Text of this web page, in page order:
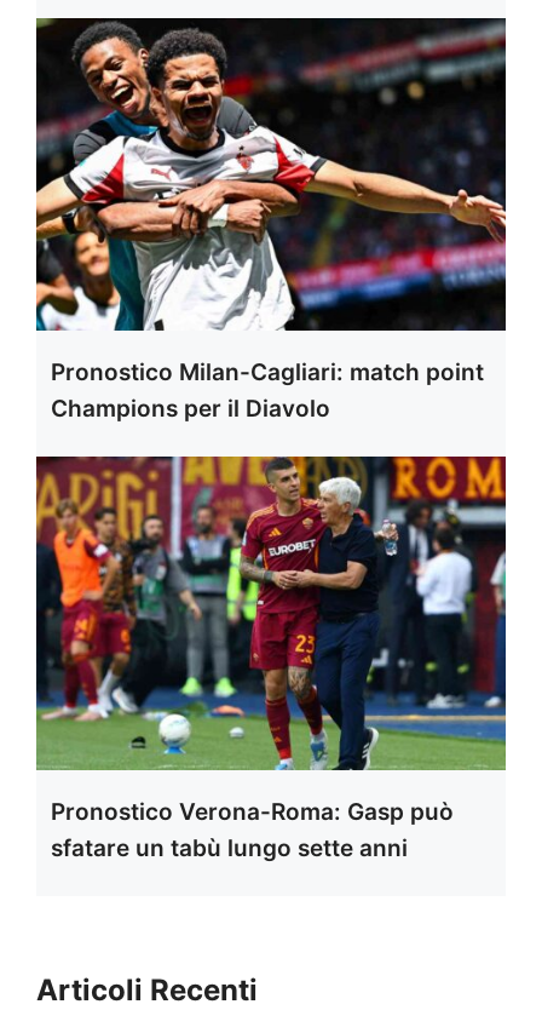
Pronostico Milan-Cagliari: match point
Champions per il Diavolo
Pronostico Verona-Roma: Gasp può
sfatare un tabù lungo sette anni
Articoli Recenti